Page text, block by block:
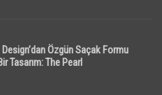
Özgün Saçak Formu
Tasarım: The Pearl